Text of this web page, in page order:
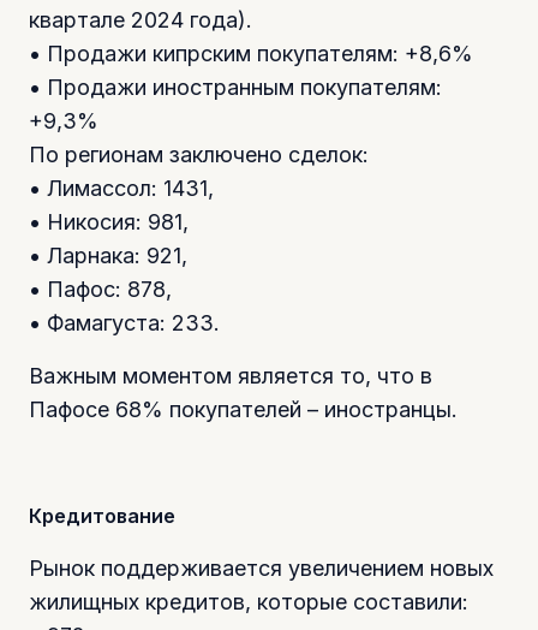
квартале 2024 года).
• Продажи кипрским покупателям: +8,6%
• Продажи иностранным покупателям:
+9,3%
По регионам заключено сделок:
• Лимассол: 1431,
• Никосия: 981,
• Ларнака: 921,
• Пафос: 878,
• Фамагуста: 233.
Важным моментом является то, что в
Пафосе 68% покупателей – иностранцы.
Кредитование
Рынок поддерживается увеличением новых
жилищных кредитов, которые составили: